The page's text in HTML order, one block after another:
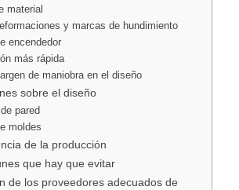
material
y marcas de hundimiento
encendedor
más rápida
de maniobra en el diseño
sobre el diseño
pared
moldes
de la producción
que hay que evitar
de los proveedores adecuados de